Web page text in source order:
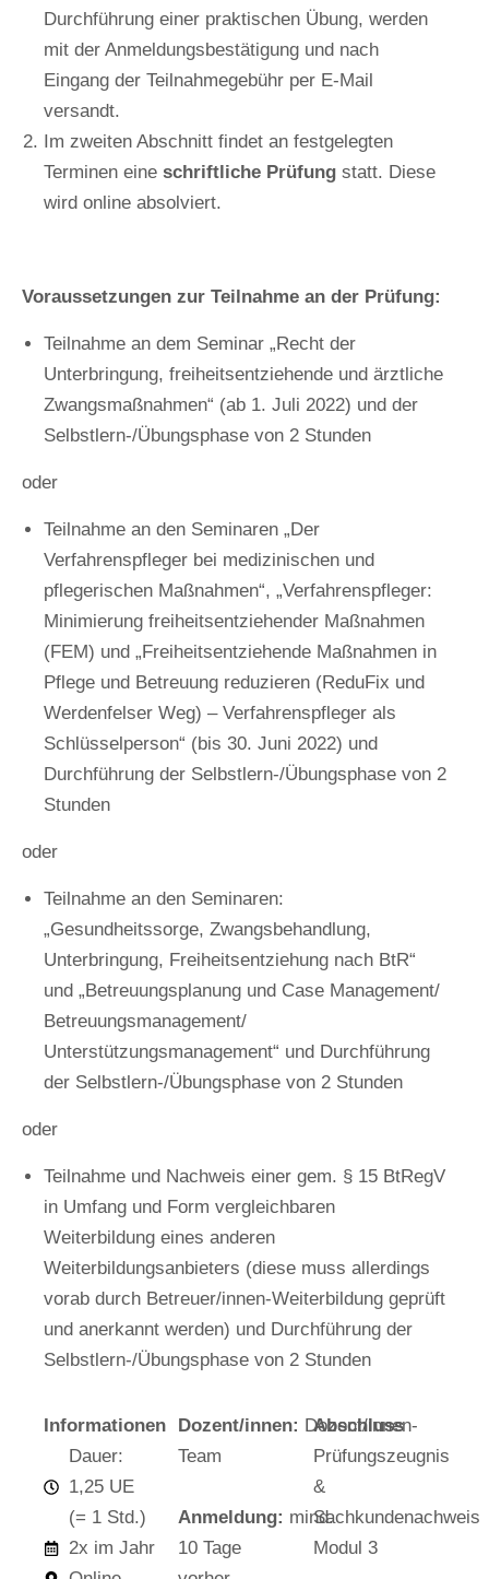
Durchführung einer praktischen Übung, werden
mit der Anmeldungsbestätigung und nach
Eingang der Teilnahmegebühr per E-Mail
versandt.
Im zweiten Abschnitt findet an festgelegten
Terminen eine schriftliche Prüfung statt. Diese
wird online absolviert.
Voraussetzungen zur Teilnahme an der Prüfung:
Teilnahme an dem Seminar „Recht der
Unterbringung, freiheitsentziehende und ärztliche
Zwangsmaßnahmen“ (ab 1. Juli 2022) und der
Selbstlern-/Übungsphase von 2 Stunden
oder
Teilnahme an den Seminaren „Der
Verfahrenspfleger bei medizinischen und
pflegerischen Maßnahmen“, „Verfahrenspfleger:
Minimierung freiheitsentziehender Maßnahmen
(FEM) und „Freiheitsentziehende Maßnahmen in
Pflege und Betreuung reduzieren (ReduFix und
Werdenfelser Weg) – Verfahrenspfleger als
Schlüsselperson“ (bis 30. Juni 2022) und
Durchführung der Selbstlern-/Übungsphase von 2
Stunden
oder
Teilnahme an den Seminaren:
„Gesundheitssorge, Zwangsbehandlung,
Unterbringung, Freiheitsentziehung nach BtR“
und „Betreuungsplanung und Case Management/
Betreuungsmanagement/
Unterstützungsmanagement“ und Durchführung
der Selbstlern-/Übungsphase von 2 Stunden
oder
Teilnahme und Nachweis einer gem. § 15 BtRegV
in Umfang und Form vergleichbaren
Weiterbildung eines anderen
Weiterbildungsanbieters (diese muss allerdings
vorab durch Betreuer/innen-Weiterbildung geprüft
und anerkannt werden) und Durchführung der
Selbstlern-/Übungsphase von 2 Stunden
Informationen
Dauer:
1,25 UE
(= 1 Std.)
2x im Jahr
Dozent/innen: Dozent/innen-
Team
Anmeldung: mind.
10 Tage
Abschluss
Prüfungszeugnis
&
Sachkundenachweis
Modul 3